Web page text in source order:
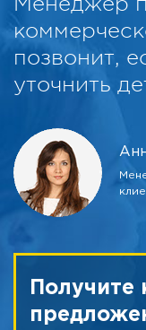
позвонит,
уточнить
Получите